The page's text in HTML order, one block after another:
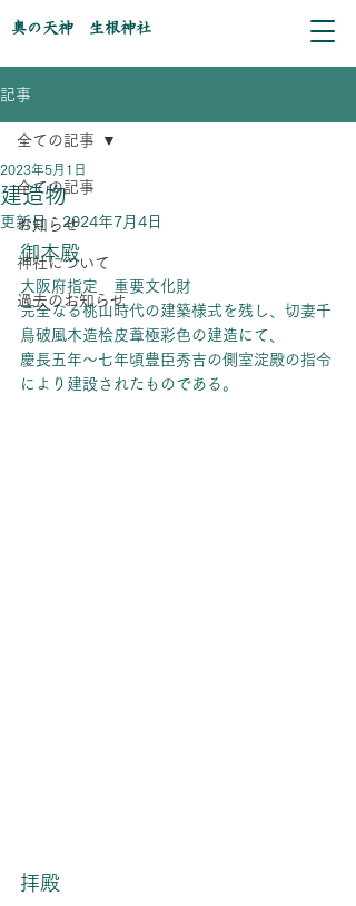
奥の天神 生根神社
記事
全ての記事
お知らせ
神社について
過去のお知らせ
全ての記事
建造物
2023年5月1日
更新日：2024年7月4日
御本殿
大阪府指定　重要文化財
完全なる桃山時代の建築様式を残し、切妻千
鳥破風木造桧皮葦極彩色の建造にて、
慶長五年～七年頃豊臣秀吉の側室淀殿の指令
により建設されたものである。
拝殿